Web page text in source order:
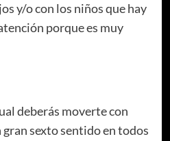
y/o con los niños que hay
porque es muy
deberás moverte con
sexto sentido en todos